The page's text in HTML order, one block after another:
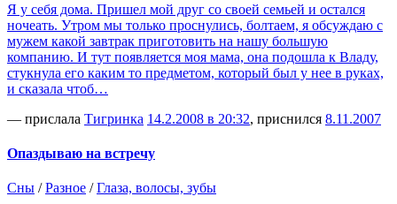
Я у себя дома. Пришел мой друг со своей семьей и остался
ночеать. Утром мы только проснулись, болтаем, я обсуждаю с
мужем какой завтрак приготовить на нашу большую
компанию. И тут появляется моя мама, она подошла к Владу,
стукнула его каким то предметом, который был у нее в руках,
и сказала чтоб…
— прислала Тигринка 14.2.2008 в 20:32, приснился 8.11.2007
Опаздываю на встречу
Сны /Разное /Глаза, волосы, зубы